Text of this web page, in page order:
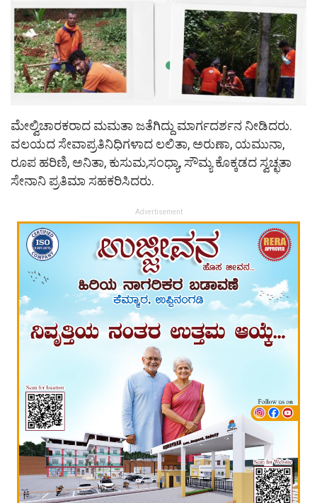
ಮೇಲ್ವಿಚಾರಕರಾದ ಮಮತಾ ಜತೆಗಿದ್ದು ಮಾರ್ಗದರ್ಶನ ನೀಡಿದರು.
ವಲಯದ ಸೇವಾಪ್ರತಿನಿಧಿಗಳಾದ ಲಲಿತಾ, ಅರುಣಾ, ಯಮುನಾ,
ರೂಪ ಹರಿಣಿ, ಅನಿತಾ, ಕುಸುಮ,ಸಂಧ್ಯಾ, ಸೌಮ್ಯ ಕೊಕ್ಕಡದ ಸ್ವಚ್ಛತಾ
ಸೇನಾನಿ ಪ್ರತಿಮಾ ಸಹಕರಿಸಿದರು.
Advertisement